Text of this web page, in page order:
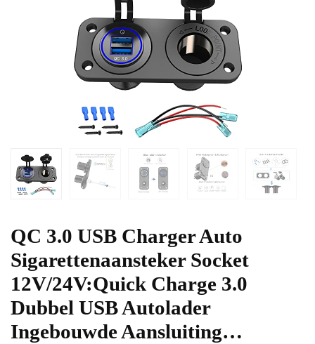
QC 3.0 USB Charger Auto
Sigarettenaansteker Socket
12V/24V:Quick Charge 3.0
Dubbel USB Autolader
Ingebouwde Aansluiting…